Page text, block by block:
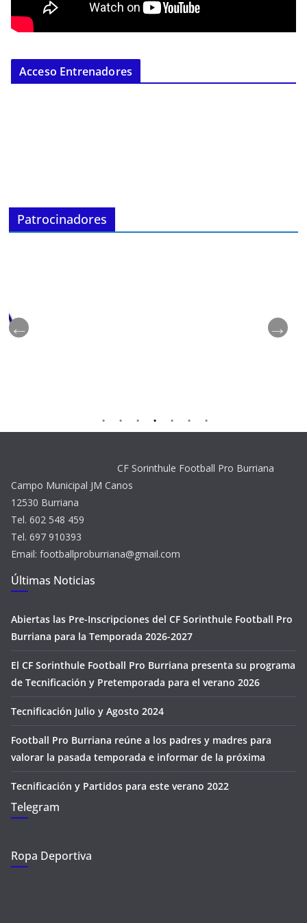
Acceso Entrenadores
Patrocinadores
CF Sorinthule Football Pro Burriana
Campo Municipal JM Canos
12530 Burriana
Tel. 602 548 459
Tel. 697 910393
Email: footballproburriana@gmail.com
Últimas Noticias
Abiertas las Pre-Inscripciones del CF Sorinthule Football Pro
Burriana para la Temporada 2026-2027
El CF Sorinthule Football Pro Burriana presenta su programa
de Tecnificación y Pretemporada para el verano 2026
Tecnificación Julio y Agosto 2024
Football Pro Burriana reúne a los padres y madres para
valorar la pasada temporada e informar de la próxima
Tecnificación y Partidos para este verano 2022
Telegram
Ropa Deportiva